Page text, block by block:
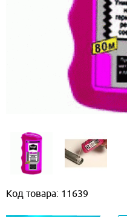
Код товара: 11639